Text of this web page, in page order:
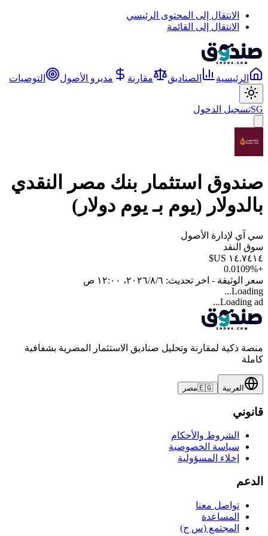
الانتقال إلى المحتوى الرئيسي
الانتقال إلى القائمة
الرئيسية الصناديق مقارنة مديرو الأصول التوصيات
SGتسجيل الدخول
صندوق استثمار بنك مصر النقدي
بالدولار (يوم بـ يوم دولار)
سي آي لإدارة الأصول
سوق النقد
+
0.0109%
سعر الوثيقة - اخر تحديث: ٦‏/٨‏/٢٠٢٦، ١٢:٠٠ ص
Loading...
Loading ad...
منصة ذكية لمقارنة وتحليل صناديق الاستثمار المصرية بشفافية
كاملة
العربية 🇪🇬مصر
قانوني
الشروط والأحكام
سياسة الخصوصية
إخلاء المسؤولية
الدعم
تواصل معنا
المساعدة
المجتمع (س ج)